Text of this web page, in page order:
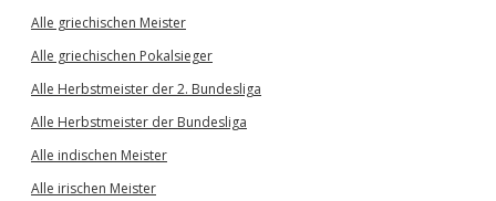
Alle griechischen Meister
Alle griechischen Pokalsieger
Alle Herbstmeister der 2. Bundesliga
Alle Herbstmeister der Bundesliga
Alle indischen Meister
Alle irischen Meister